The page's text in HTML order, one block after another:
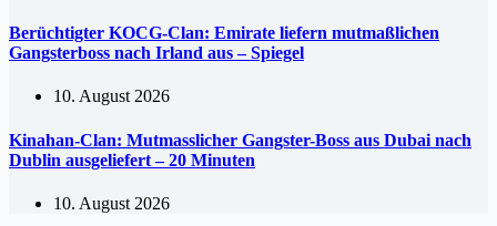
Berüchtigter KOCG-Clan: Emirate liefern mutmaßlichen
Gangsterboss nach Irland aus – Spiegel
10. August 2026
Kinahan-Clan: Mutmasslicher Gangster-Boss aus Dubai nach
Dublin ausgeliefert – 20 Minuten
10. August 2026